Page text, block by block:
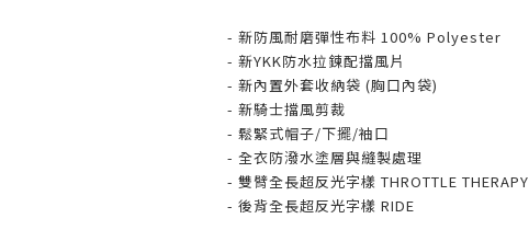
- 新防風耐磨彈性布料 100% Polyester
- 新YKK防水拉鍊配擋風片
- 新內置外套收納袋 (胸口內袋)
- 新騎士擋風剪裁
- 鬆緊式帽子/下擺/袖口
- 全衣防潑水塗層與縫製處理
- 雙臂全長超反光字樣 THROTTLE THERAPY
- 後背全長超反光字樣 RIDE